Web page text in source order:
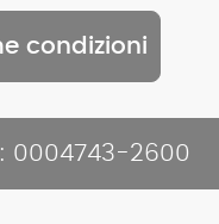
condizioni
: 0004743-2600